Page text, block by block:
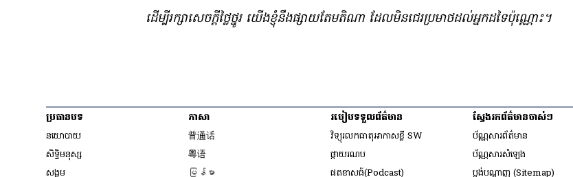
ដើម្បី​រក្សា​សេចក្ដី​ថ្លៃថ្នូរ យើង​ខ្ញុំ​នឹង​ផ្សាយ​តែ​មតិ​ណា ដែល​មិន​ជេរ​ប្រមាថ​ដល់​អ្នក​ដទៃ​ប៉ុណ្ណោះ។
ប្រធានបទ
នយោបាយ
សិទ្ធិ​មនុស្ស
សង្គម
ភាសា
普通话
粤语
မြန်မာ
របៀប​ទទួល​ព័ត៌មាន​
វិទ្យុ​រលក​ធាតុអាកាស​ខ្លី SW
​ផ្កាយ​រណប
​ផតខាសធ៍(Podcast)
ស្វែងរកព័ត៌មានចាស់ៗ
ប័ណ្ណសារ​ព័ត៌មាន​
ប័ណ្ណសារ​សំឡេង
ប្លង់បណ្តាញ (Sitemap)